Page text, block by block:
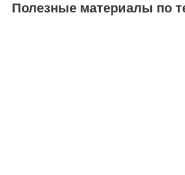
Полезные материалы по